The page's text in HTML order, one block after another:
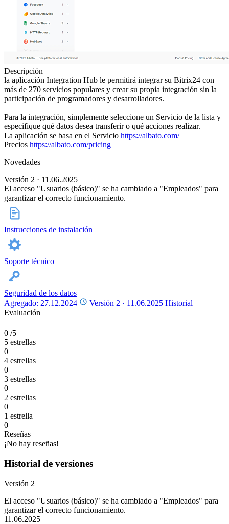
Descripción
la aplicación Integration Hub le permitirá integrar su Bitrix24 con
más de 270 servicios populares y crear su propia integración sin la
participación de programadores y desarrolladores.
Para la integración, simplemente seleccione un Servicio de la lista y
especifique qué datos desea transferir o qué acciones realizar.
La aplicación se basa en el Servicio https://albato.com/
Precios https://albato.com/pricing
Novedades
Versión 2 · 11.06.2025
El acceso "Usuarios (básico)" se ha cambiado a "Empleados" para
garantizar el correcto funcionamiento.
Instrucciones de instalación
Soporte técnico
Seguridad de los datos
Agregado: 27.12.2024
Versión 2 · 11.06.2025 Historial
Evaluación
0 /5
5 estrellas
0
4 estrellas
0
3 estrellas
0
2 estrellas
0
1 estrella
0
Reseñas
¡No hay reseñas!
Historial de versiones
Versión 2
El acceso "Usuarios (básico)" se ha cambiado a "Empleados" para
garantizar el correcto funcionamiento.
11.06.2025